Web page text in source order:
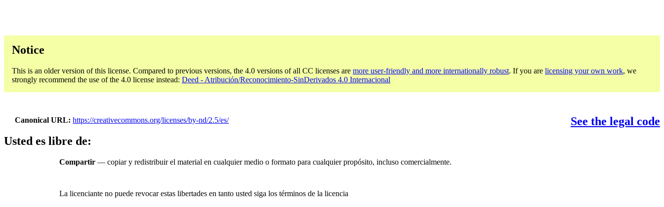
Notice
This is an older version of this license. Compared to previous versions, the 4.0 versions of all CC licenses are more user-friendly and more internationally robust. If you are licensing your own work, we
strongly recommend the use of the 4.0 license instead: Deed - Atribución/Reconocimiento-SinDerivados 4.0 Internacional
Canonical URL https://creativecommons.org/licenses/by-nd/2.5/es/
See the legal code
Usted es libre de:
Compartir — copiar y redistribuir el material en cualquier medio o formato para cualquier propósito, incluso comercialmente.
La licenciante no puede revocar estas libertades en tanto usted siga los términos de la licencia